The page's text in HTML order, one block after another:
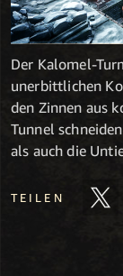
Der Kalomel-
unerbittlichen
den Zinnen aus
Tunnel
als auch die
TEILEN